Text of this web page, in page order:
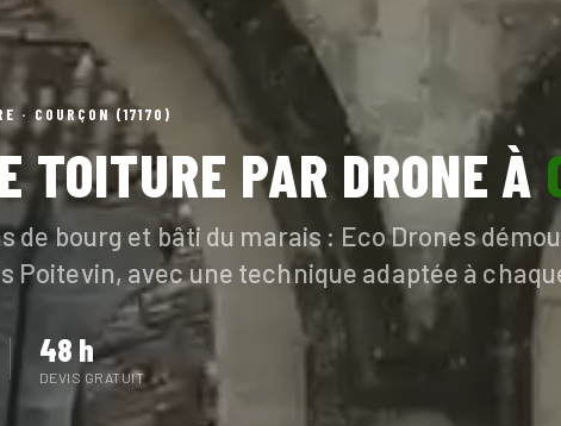
· COURÇON (17170)
TOITURE PAR DRONE À
de bourg et bâti du marais : Eco Drones
Poitevin, avec une technique adaptée à
48 h
DEVIS GRATUIT